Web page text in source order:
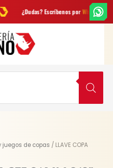
porWhatsApp Envío
juegos de copas / LLAVE COPA